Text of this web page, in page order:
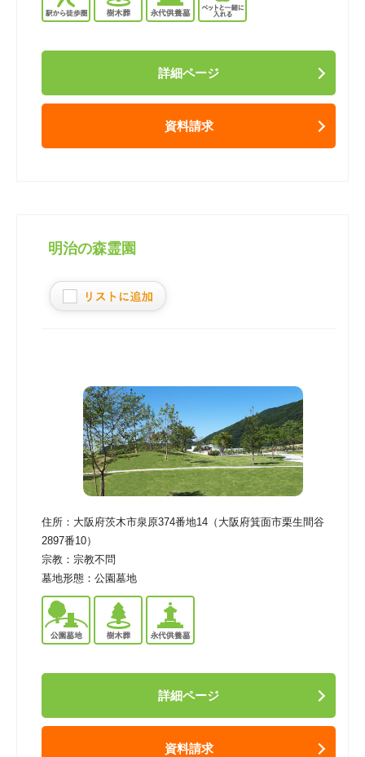
詳細ページ
資料請求
明治の森霊園
住所： 大阪府茨木市泉原374番地14（大阪府箕面市栗生間谷
2897番10）
宗教： 宗教不問
墓地形態： 公園墓地
詳細ページ
資料請求